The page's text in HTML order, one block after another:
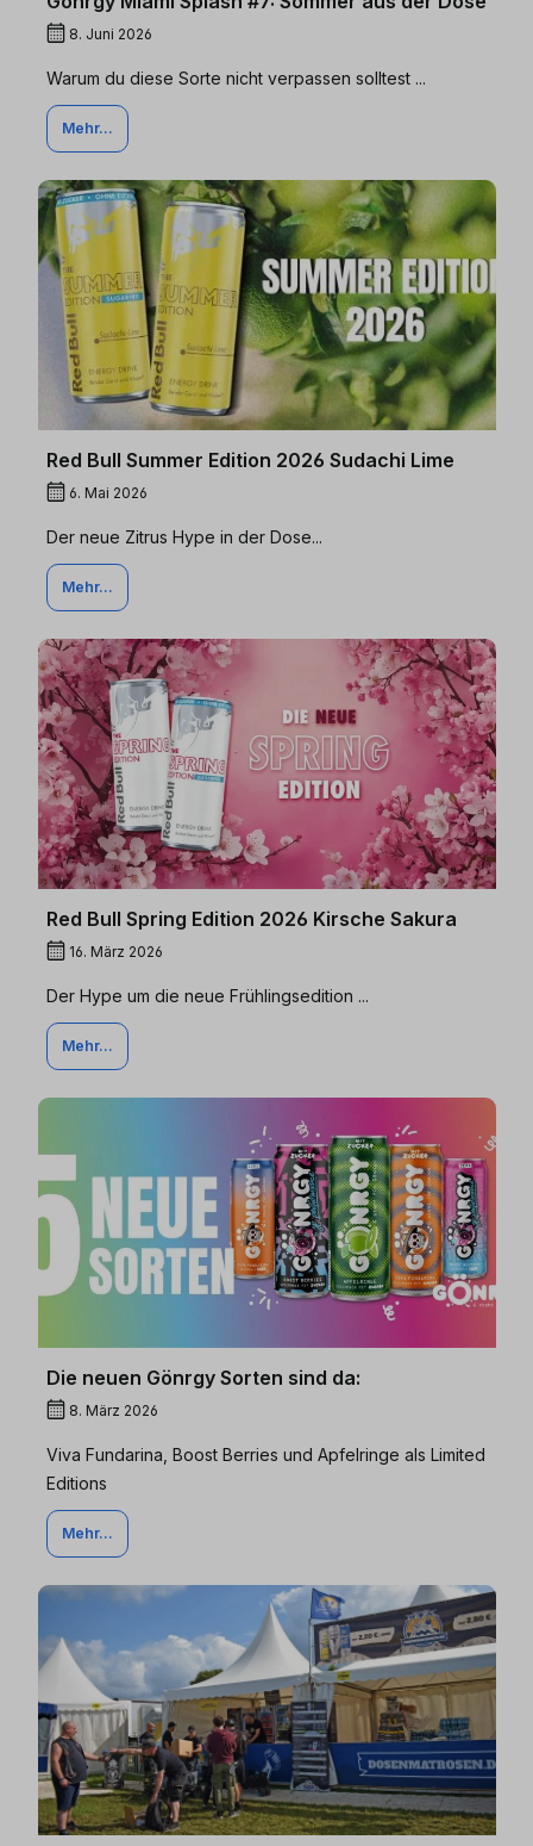
8. Juni 2026
Warum du diese Sorte nicht verpassen solltest ...
Mehr...
Red Bull Summer Edition 2026 Sudachi Lime
6. Mai 2026
Der neue Zitrus Hype in der Dose...
Mehr...
Red Bull Spring Edition 2026 Kirsche Sakura
16. März 2026
Der Hype um die neue Frühlingsedition ...
Mehr...
Die neuen Gönrgy Sorten sind da:
8. März 2026
Viva Fundarina, Boost Berries und Apfelringe als Limited
Editions
Mehr...